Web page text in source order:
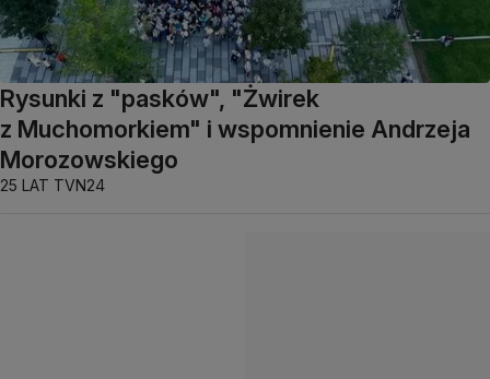
Rysunki z "pasków", "Żwirek
z Muchomorkiem" i wspomnienie Andrzeja
Morozowskiego
25 LAT TVN24